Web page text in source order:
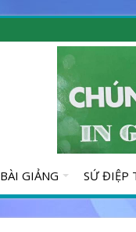
BÀI GIẢNG SỨ ĐIỆP